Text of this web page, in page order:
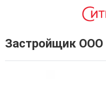
Застройщик